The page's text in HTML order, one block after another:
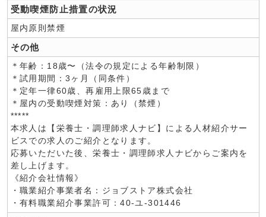
受動喫煙防止措置の状況
屋内原則禁煙
その他
＊年齢：18歳〜（法令の規定による年齢制限）
＊試用期間：3ヶ月（同条件）
＊定年一律60歳、再雇用上限65歳まで
＊屋内の受動喫煙対策：あり（禁煙）
*****
本求人は【栄養士・調理師求人ナビ】による人材紹介サー
ビスでの求人のご紹介となります。
応募いただいた後、栄養士・調理師求人ナビからご案内を
差し上げます。
《紹介会社情報》
・職業紹介事業者名：ジョブストア株式会社
・有料職業紹介事業許可：40-ユ-301446